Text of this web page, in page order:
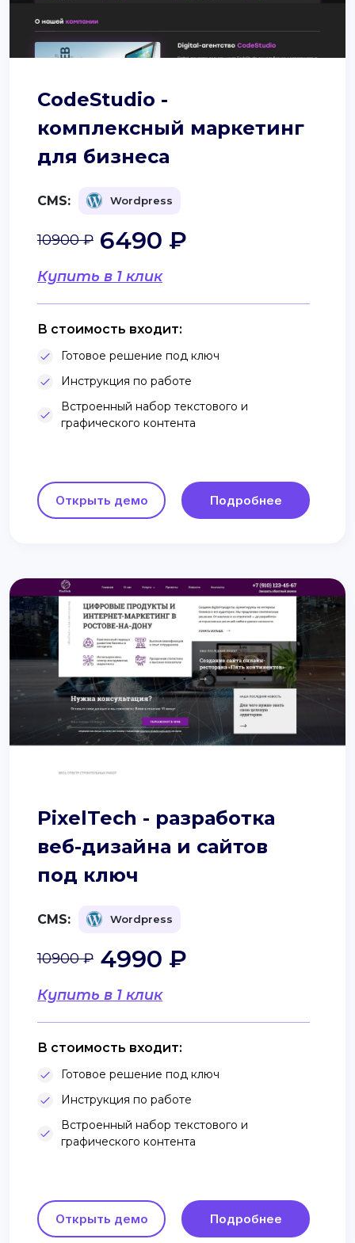
CodeStudio -
комплексный маркетинг
для бизнеса
CMS: Wordpress
Купить в 1 клик
10900 ₽ 6490 ₽
В стоимость входит:
Готовое решение под ключ
Инструкция по работе
Встроенный набор текстового и
графического контента
Открыть демо Подробнее
PixelTech - разработка
веб-дизайна и сайтов
под ключ
CMS: Wordpress
Купить в 1 клик
10900 ₽ 4990 ₽
В стоимость входит:
Готовое решение под ключ
Инструкция по работе
Встроенный набор текстового и
графического контента
Открыть демо Подробнее